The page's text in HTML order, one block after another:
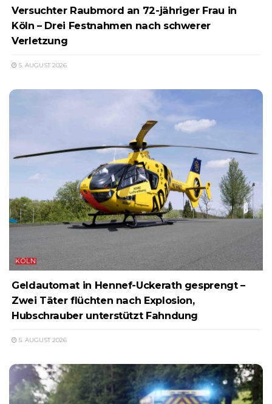
Versuchter Raubmord an 72-jähriger Frau in
Köln – Drei Festnahmen nach schwerer
Verletzung
5. AUGUST 2026
KÖLN
Geldautomat in Hennef-Uckerath gesprengt –
Zwei Täter flüchten nach Explosion,
Hubschrauber unterstützt Fahndung
5. AUGUST 2026